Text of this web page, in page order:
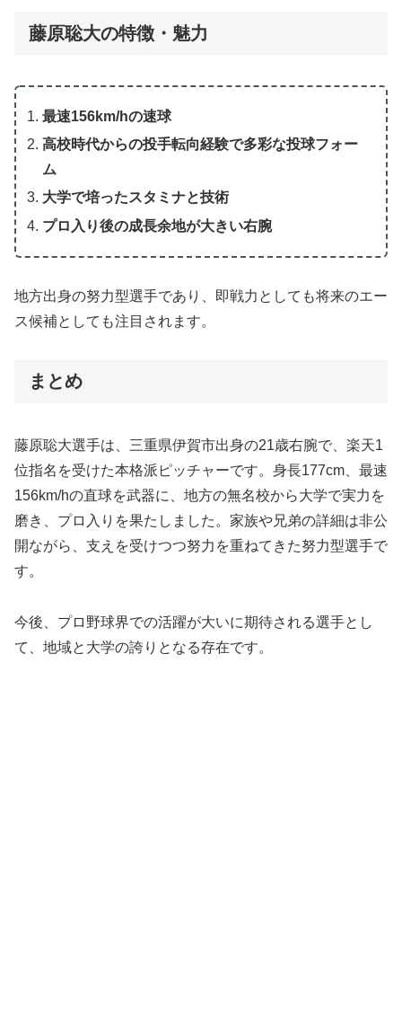
藤原聡大の特徴・魅力
最速156km/hの速球
高校時代からの投手転向経験で多彩な投球フォー
ム
大学で培ったスタミナと技術
プロ入り後の成長余地が大きい右腕
地方出身の努力型選手であり、即戦力としても将来のエー
ス候補としても注目されます。
まとめ
藤原聡大選手は、三重県伊賀市出身の21歳右腕で、楽天1
位指名を受けた本格派ピッチャーです。身長177cm、最速
156km/hの直球を武器に、地方の無名校から大学で実力を
磨き、プロ入りを果たしました。家族や兄弟の詳細は非公
開ながら、支えを受けつつ努力を重ねてきた努力型選手で
す。
今後、プロ野球界での活躍が大いに期待される選手とし
て、地域と大学の誇りとなる存在です。